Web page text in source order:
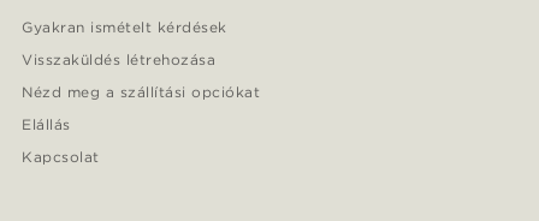
Gyakran ismételt kérdések
Visszaküldés létrehozása
Nézd meg a szállítási opciókat
Elállás
Kapcsolat